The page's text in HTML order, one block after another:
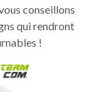
conseillons
qui rendront
!